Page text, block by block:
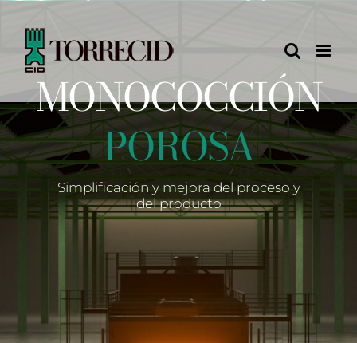
contenido
MONOCOCCIÓN
POROSA
Simplificación y mejora del proceso y
del producto